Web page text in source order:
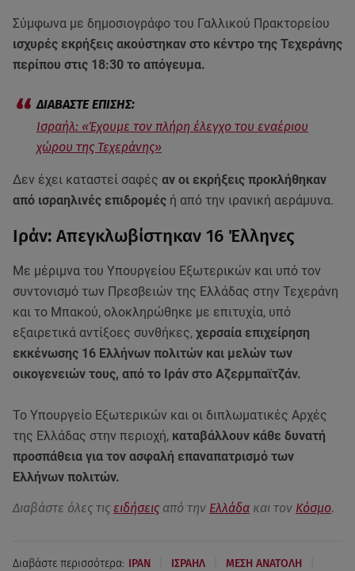
Σύμφωνα με δημοσιογράφο του Γαλλικού Πρακτορείου
ισχυρές εκρήξεις ακούστηκαν στο κέντρο της Τεχεράνης
περίπου στις 18:30 το απόγευμα.
Ισραήλ: «Έχουμε τον πλήρη έλεγχο του εναέριου
χώρου της Τεχεράνης»
Δεν έχει καταστεί σαφές αν οι εκρήξεις προκλήθηκαν
από ισραηλινές επιδρομές ή από την ιρανική αεράμυνα.
Ιράν: Απεγκλωβίστηκαν 16 Έλληνες
Με μέριμνα του Υπουργείου Εξωτερικών και υπό τον
συντονισμό των Πρεσβειών της Ελλάδας στην Τεχεράνη
και το Μπακού, ολοκληρώθηκε με επιτυχία, υπό
εξαιρετικά αντίξοες συνθήκες, χερσαία επιχείρηση
εκκένωσης 16 Ελλήνων πολιτών και μελών των
οικογενειών τους, από το Ιράν στο Αζερμπαϊτζάν.
Το Υπουργείο Εξωτερικών και οι διπλωματικές Αρχές
της Ελλάδας στην περιοχή, καταβάλλουν κάθε δυνατή
προσπάθεια για τον ασφαλή επαναπατρισμό των
Ελλήνων πολιτών.
Διαβάστε όλες τις ειδήσεις από την Ελλάδα και τον Κόσμο.
Διαβάστε περισσότερα: ΙΡΑΝ ΙΣΡΑΗΛ ΜΕΣΗ ΑΝΑΤΟΛΗ